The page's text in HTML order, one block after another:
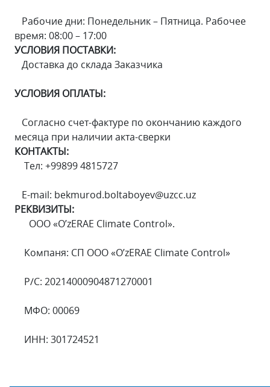
Рабочие дни: Понедельник – Пятница. Рабочее
время: 08:00 – 17:00
УСЛОВИЯ ПОСТАВКИ:
Доставка до склада Заказчика
УСЛОВИЯ ОПЛАТЫ:
Согласно счет-фактуре по окончанию каждого
месяца при наличии акта-сверки
КОНТАКТЫ:
Тел: +99899 4815727
E-mail: bekmurod.boltaboyev@uzcc.uz
РЕКВИЗИТЫ:
ООО «O’zERAE Climate Control».
Компаня: СП ООО «O’zERAE Climate Control»
Р/С: 20214000904871270001
МФО: 00069
ИНН: 301724521